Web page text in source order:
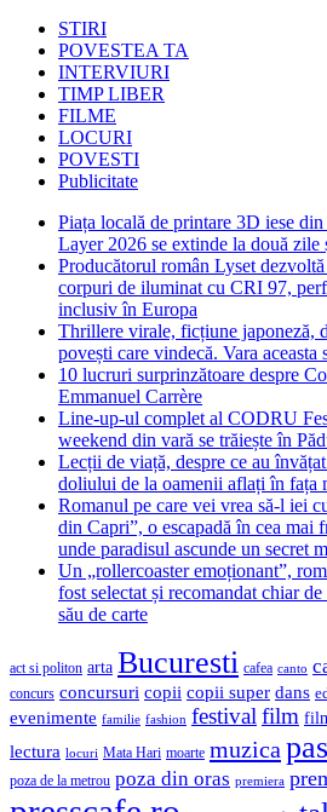
STIRI
POVESTEA TA
INTERVIURI
TIMP LIBER
FILME
LOCURI
POVESTI
Publicitate
Piața locală de printare 3D iese
Layer 2026 se extinde la două zile
Producătorul român Lyset
corpuri de iluminat cu CRI 97,
inclusiv în Europa
Thrillere virale, ficțiune japoneză,
povești care vindecă. Vara
10 lucruri surprinzătoare despre
Emmanuel Carrère
Line-up-ul complet al CODRU
weekend din vară se trăiește în
Lecții de viață, despre ce au
doliului de la oamenii aflați în fața
Romanul pe care vei vrea să-l iei
din Capri”, o escapadă în cea mai
unde paradisul ascunde un secret
Un „rollercoaster emoționant”,
fost selectat și recomandat chiar
său de carte
act si politon arta Bucuresti cafea canto
concurs concursuri copii copii super dans
evenimente familie fashion festival film
lectura locuri Mata Hari moarte muzica
poza de la metrou poza din oras premiera